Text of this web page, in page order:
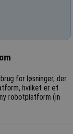
for løsninger, der
hvilket er et
robotplatform (in